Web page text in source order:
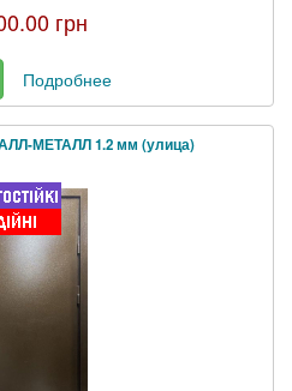
грн
Подробнее
МЕТАЛЛ 1.2 мм (улица)